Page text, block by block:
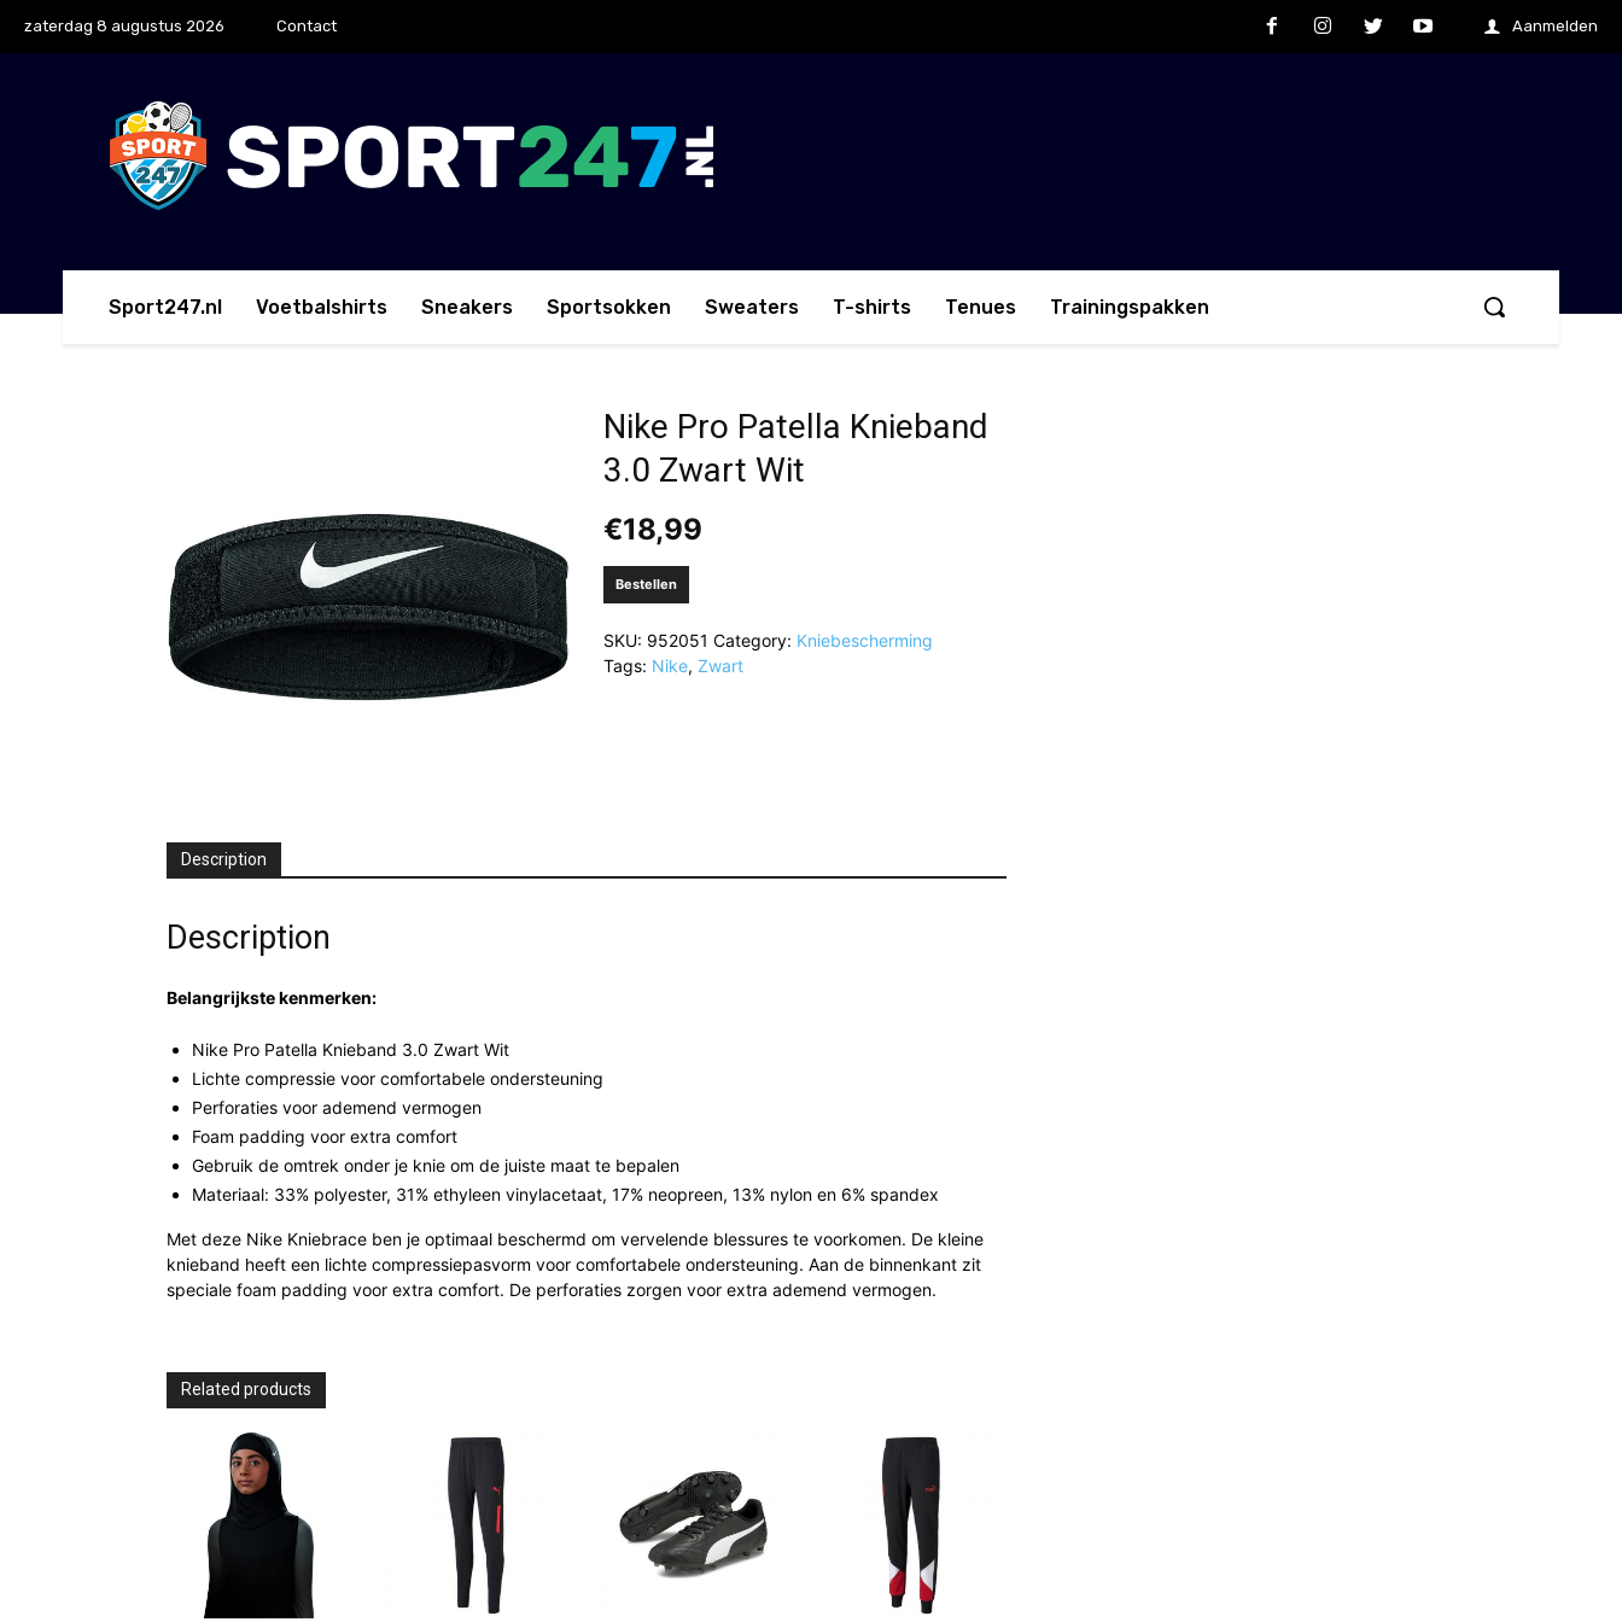
zaterdag 8 augustus 2026 Contact Aanmelden
Sport247.nl Voetbalshirts Sneakers Sportsokken Sweaters T-shirts Tenues Trainingspakken
Nike Pro Patella Knieband
3.0 Zwart Wit
€18,99
Bestellen
SKU: 952051 Category: Kniebescherming
Tags: Nike, Zwart
Description
Description
Belangrijkste kenmerken:
Nike Pro Patella Knieband 3.0 Zwart Wit
Lichte compressie voor comfortabele ondersteuning
Perforaties voor ademend vermogen
Foam padding voor extra comfort
Gebruik de omtrek onder je knie om de juiste maat te bepalen
Materiaal: 33% polyester, 31% ethyleen vinylacetaat, 17% neopreen, 13% nylon en 6% spandex
Met deze Nike Kniebrace ben je optimaal beschermd om vervelende blessures te voorkomen. De kleine
knieband heeft een lichte compressiepasvorm voor comfortabele ondersteuning. Aan de binnenkant zit
speciale foam padding voor extra comfort. De perforaties zorgen voor extra ademend vermogen.
Related products